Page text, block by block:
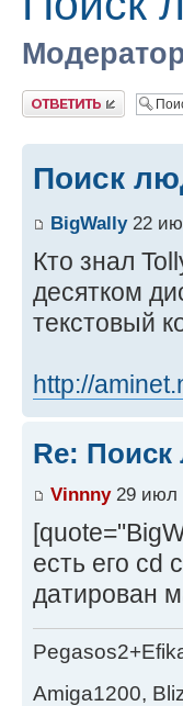
Ответить
Поиск
BigWally22
Кто знал
десятком
текстовый
http://
Re:
Vinnny29 июл
есть его cd
датирован
Amiga1200,